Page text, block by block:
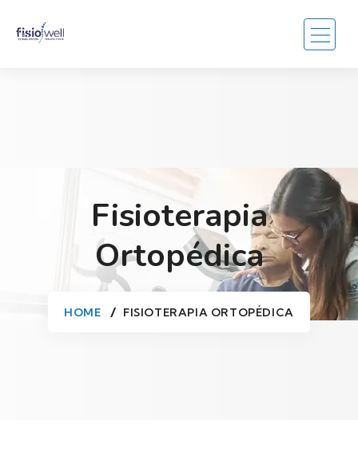
Fisioterapia
Ortopédica
HOME FISIOTERAPIA ORTOPÉDICA